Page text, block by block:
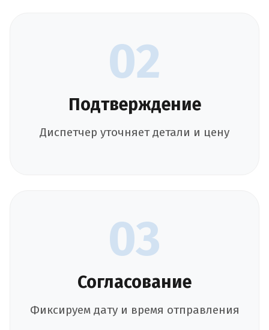
02
Подтверждение
Диспетчер уточняет детали и цену
03
Согласование
Фиксируем дату и время отправления